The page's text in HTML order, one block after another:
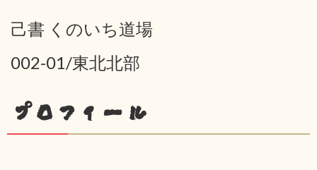
己書 くのいち道場
002-01/東北北部
プロフィール